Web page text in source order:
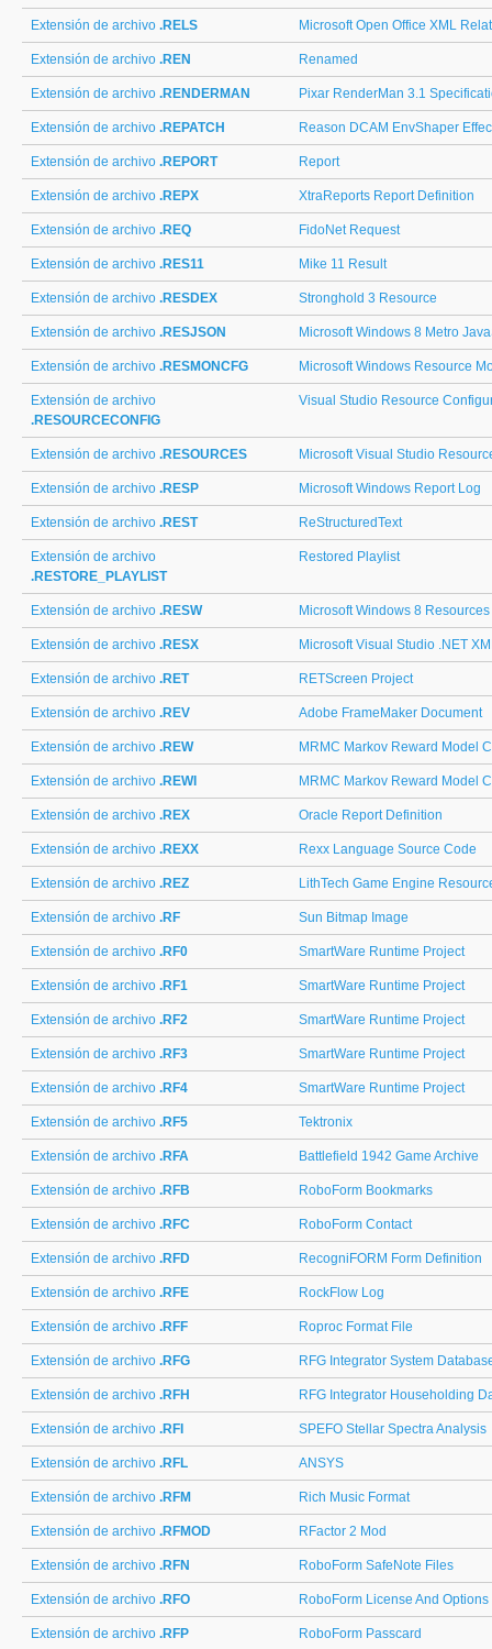
Extensión de archivo .RELS Microsoft Open Office XML
Extensión de archivo .REN Renamed
Extensión de archivo .RENDERMAN Pixar RenderMan 3.1
Extensión de archivo .REPATCH Reason DCAM EnvShaper
Extensión de archivo .REPORT Report
Extensión de archivo .REPX XtraReports Report Definition
Extensión de archivo .REQ FidoNet Request
Extensión de archivo .RES11 Mike 11 Result
Extensión de archivo .RESDEX Stronghold 3 Resource
Extensión de archivo .RESJSON Microsoft Windows 8 Metro
Extensión de archivo .RESMONCFG Microsoft Windows Resource
Extensión de archivo
.RESOURCECONFIG
Visual Studio Resource
Extensión de archivo .RESOURCES Microsoft Visual Studio
Extensión de archivo .RESP Microsoft Windows Report Log
Extensión de archivo .REST ReStructuredText
Extensión de archivo
.RESTORE_PLAYLIST
Restored Playlist
Extensión de archivo .RESW Microsoft Windows 8 Resources
Extensión de archivo .RESX Microsoft Visual Studio .NET
Extensión de archivo .RET RETScreen Project
Extensión de archivo .REV Adobe FrameMaker Document
Extensión de archivo .REW MRMC Markov Reward Model
Extensión de archivo .REWI MRMC Markov Reward Model
Extensión de archivo .REX Oracle Report Definition
Extensión de archivo .REXX Rexx Language Source Code
Extensión de archivo .REZ LithTech Game Engine
Extensión de archivo .RF Sun Bitmap Image
Extensión de archivo .RF0 SmartWare Runtime Project
Extensión de archivo .RF1 SmartWare Runtime Project
Extensión de archivo .RF2 SmartWare Runtime Project
Extensión de archivo .RF3 SmartWare Runtime Project
Extensión de archivo .RF4 SmartWare Runtime Project
Extensión de archivo .RF5 Tektronix
Extensión de archivo .RFA Battlefield 1942 Game Archive
Extensión de archivo .RFB RoboForm Bookmarks
Extensión de archivo .RFC RoboForm Contact
Extensión de archivo .RFD RecogniFORM Form Definition
Extensión de archivo .RFE RockFlow Log
Extensión de archivo .RFF Roproc Format File
Extensión de archivo .RFG RFG Integrator System
Extensión de archivo .RFH RFG Integrator Householding
Extensión de archivo .RFI SPEFO Stellar Spectra Analysis
Extensión de archivo .RFL ANSYS
Extensión de archivo .RFM Rich Music Format
Extensión de archivo .RFMOD RFactor 2 Mod
Extensión de archivo .RFN RoboForm SafeNote Files
Extensión de archivo .RFO RoboForm License And Options
Extensión de archivo .RFP RoboForm Passcard